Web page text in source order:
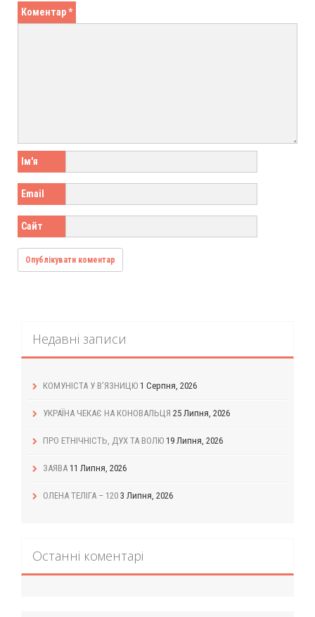
Коментар*
Ім'я
Email
Сайт
Недавні записи
КОМУНІСТА У В’ЯЗНИЦЮ 1 Серпня, 2026
УКРАЇНА ЧЕКАЄ НА КОНОВАЛЬЦЯ 25 Липня, 2026
ПРО ЕТНІЧНІСТЬ, ДУХ ТА ВОЛЮ 19 Липня, 2026
ЗАЯВА 11 Липня, 2026
ОЛЕНА ТЕЛІГА – 120 3 Липня, 2026
Останні коментарі